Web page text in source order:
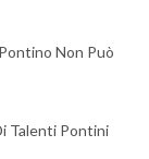
Non Può
Talenti Pontini